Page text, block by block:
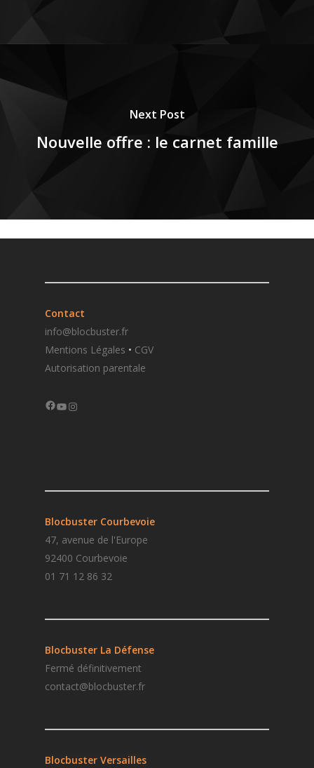
Next Post
Nouvelle offre : le carnet famille
Contact
info@blocbuster.fr
Mentions Légales • CGV
Autorisation parentale
Facebook
YouTube
Blocbuster Courbevoie
47, avenue de l'Europe
92400 Courbevoie
01 71 12 86 32
Blocbuster La Défense
Fermé définitivement
contact@blocbuster.fr
Blocbuster Versailles